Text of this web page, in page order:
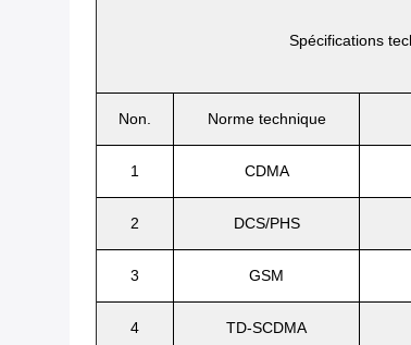
Spécifications
Non. Norme technique
1 CDMA
2 DCS/PHS
3 GSM
4 TD-SCDMA